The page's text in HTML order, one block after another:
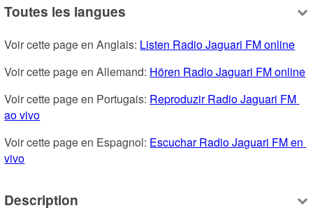
Toutes les langues
Voir cette page en Anglais: Listen Radio Jaguari FM online
Voir cette page en Allemand: Hören Radio Jaguari FM online
Voir cette page en Portugais: Reproduzir Radio Jaguari FM
ao vivo
Voir cette page en Espagnol: Escuchar Radio Jaguari FM en
vivo
Description